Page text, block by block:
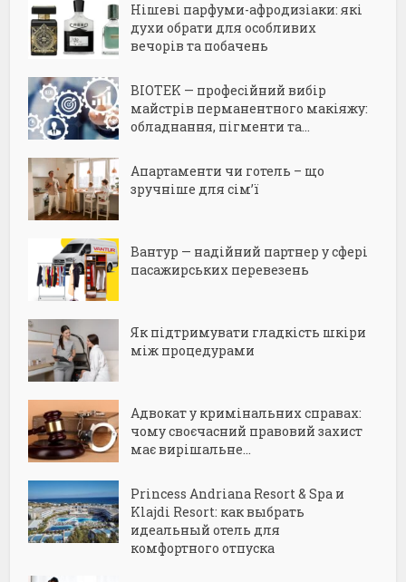
Нішеві парфуми-афродизіаки: які
духи обрати для особливих
вечорів та побачень
BIOTEK — професійний вибір
майстрів перманентного макіяжу:
обладнання, пігменти та...
Апартаменти чи готель – що
зручніше для сім’ї
Вантур — надійний партнер у сфері
пасажирських перевезень
Як підтримувати гладкість шкіри
між процедурами
Адвокат у кримінальних справах:
чому своєчасний правовий захист
має вирішальне...
Princess Andriana Resort & Spa и
Klajdi Resort: как выбрать
идеальный отель для
комфортного отпуска